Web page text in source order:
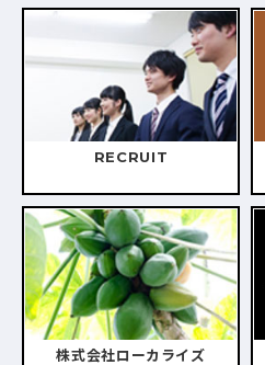
RECRUIT
株式会社ローカライズ